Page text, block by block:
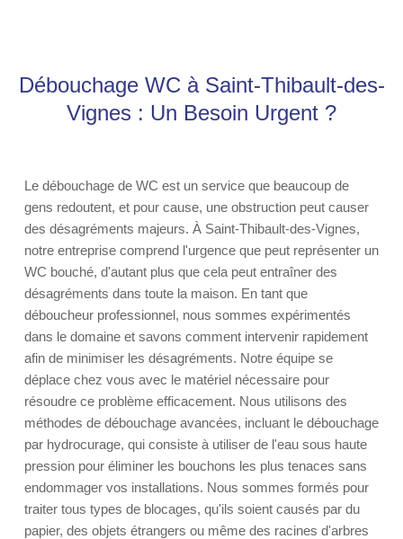
Débouchage WC à Saint-Thibault-des-
Vignes : Un Besoin Urgent ?
Le débouchage de WC est un service que beaucoup de
gens redoutent, et pour cause, une obstruction peut causer
des désagréments majeurs. À Saint-Thibault-des-Vignes,
notre entreprise comprend l'urgence que peut représenter un
WC bouché, d'autant plus que cela peut entraîner des
désagréments dans toute la maison. En tant que
déboucheur professionnel, nous sommes expérimentés
dans le domaine et savons comment intervenir rapidement
afin de minimiser les désagréments. Notre équipe se
déplace chez vous avec le matériel nécessaire pour
résoudre ce problème efficacement. Nous utilisons des
méthodes de débouchage avancées, incluant le débouchage
par hydrocurage, qui consiste à utiliser de l'eau sous haute
pression pour éliminer les bouchons les plus tenaces sans
endommager vos installations. Nous sommes formés pour
traiter tous types de blocages, qu'ils soient causés par du
papier, des objets étrangers ou même des racines d'arbres